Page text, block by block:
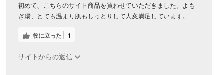
初めて、こちらのサイト商品を買わせていただきました。よも
ぎ湯、とても温まり肌もしっとりして大変満足しています。
役に立った 1
サイトからの返信